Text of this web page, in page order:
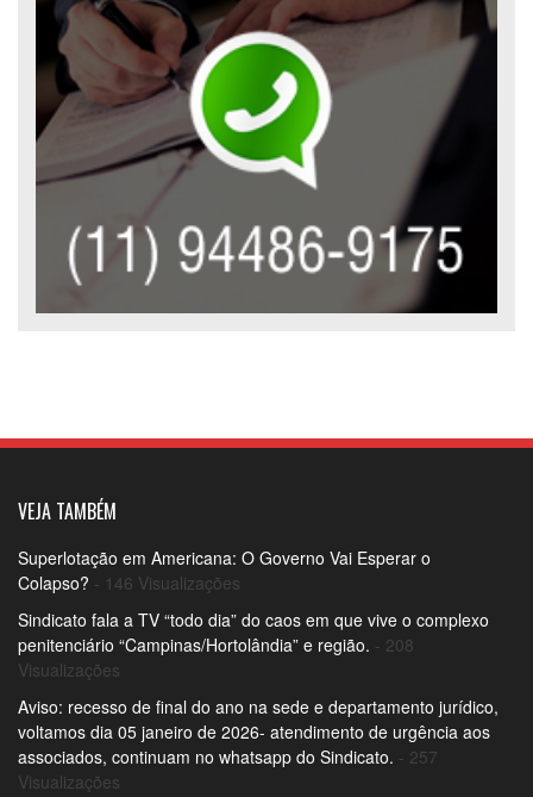
VEJA TAMBÉM
Superlotação em Americana: O Governo Vai Esperar o
Colapso? - 146 Visualizações
Sindicato fala a TV “todo dia” do caos em que vive o complexo
penitenciário “Campinas/Hortolândia” e região. - 208
Visualizações
Aviso: recesso de final do ano na sede e departamento jurídico,
voltamos dia 05 janeiro de 2026- atendimento de urgência aos
associados, continuam no whatsapp do Sindicato. - 257
Visualizações